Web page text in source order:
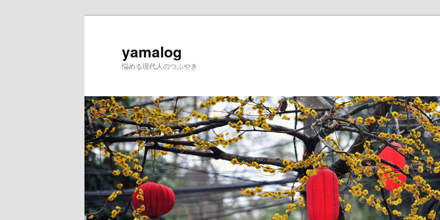
yamalog
悩める現代人のつぶやき